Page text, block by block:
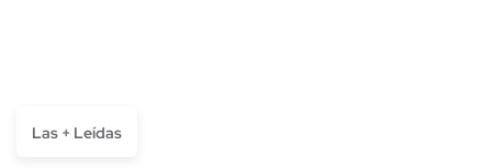
Las + Leídas